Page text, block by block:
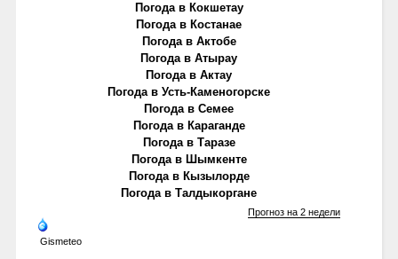
Погода в Кокшетау
Погода в Костанае
Погода в Актобе
Погода в Атырау
Погода в Актау
Погода в Усть-Каменогорске
Погода в Семее
Погода в Караганде
Погода в Таразе
Погода в Шымкенте
Погода в Кызылорде
Погода в Талдыкоргане
Gismeteo
Прогноз на 2 недели